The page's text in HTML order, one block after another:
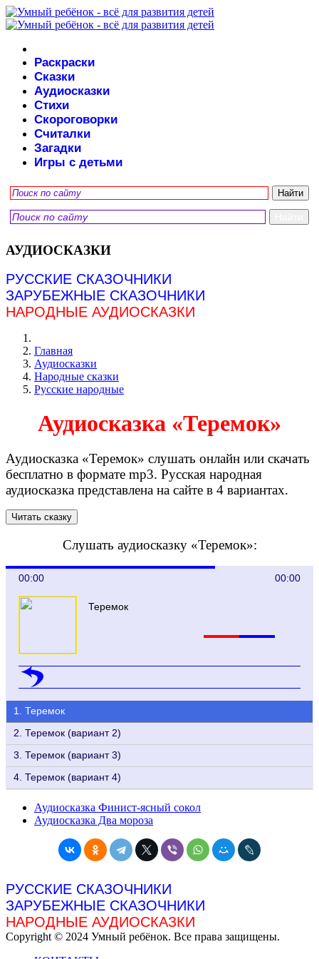
Раскраски
Сказки
Аудиосказки
Стихи
Скороговорки
Считалки
Загадки
Игры с детьми
АУДИОСКАЗКИ
РУССКИЕ СКАЗОЧНИКИ
ЗАРУБЕЖНЫЕ СКАЗОЧНИКИ
НАРОДНЫЕ АУДИОСКАЗКИ
Главная
Аудиосказки
Народные сказки
Русские народные
Аудиосказка «Теремок»
Аудиосказка «Теремок» слушать онлайн или скачать
бесплатно в формате mp3. Русская народная
аудиосказка представлена на сайте в 4 вариантах.
Слушать аудиосказку «Теремок»:
00:00 00:00
Теремок
1. Теремок
2. Теремок (вариант 2)
3. Теремок (вариант 3)
4. Теремок (вариант 4)
Аудиосказка Финист-ясный сокол
Аудиосказка Два мороза
РУССКИЕ СКАЗОЧНИКИ
ЗАРУБЕЖНЫЕ СКАЗОЧНИКИ
НАРОДНЫЕ АУДИОСКАЗКИ
Copyright © 2024 Умный ребёнок. Все права защищены.